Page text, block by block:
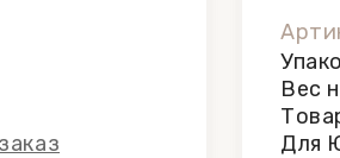
Вес
Для